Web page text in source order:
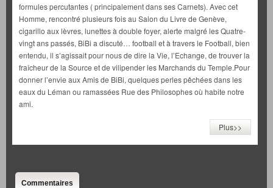
formules percutantes ( principalement dans ses Carnets). Avec cet
Homme, rencontré plusieurs fois au Salon du Livre de Genève,
cigarillo aux lèvres, lunettes à double foyer, alerte malgré les Quatre-
vingt ans passés, BiBi a discuté… football et à travers le Football, bien
entendu, il s’agissait pour nous de dire la Vie, l’Echange, de trouver la
fraîcheur de la Source et de vilipender les Marchands du Temple.Pour
donner l’envie aux Amis de BiBi, quelques perles pêchées dans les
eaux du Léman ou ramassées Rue des Philosophes où habite notre
ami.
Plus>>
Commentaires